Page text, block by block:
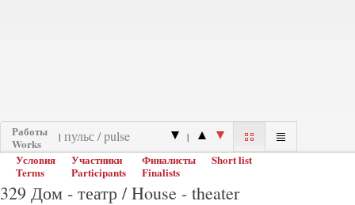
Работы
Works
| |
Условия
Terms
Участники
Participants
Финалисты
Finalists
Short list
329 Дом - театр / House - theater